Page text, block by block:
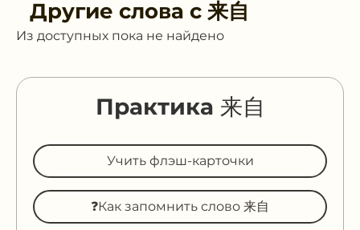
Другие слова с 来自
Из доступных пока не найдено
Практика 来自
Учить флэш-карточки
❓Как запомнить слово 来自